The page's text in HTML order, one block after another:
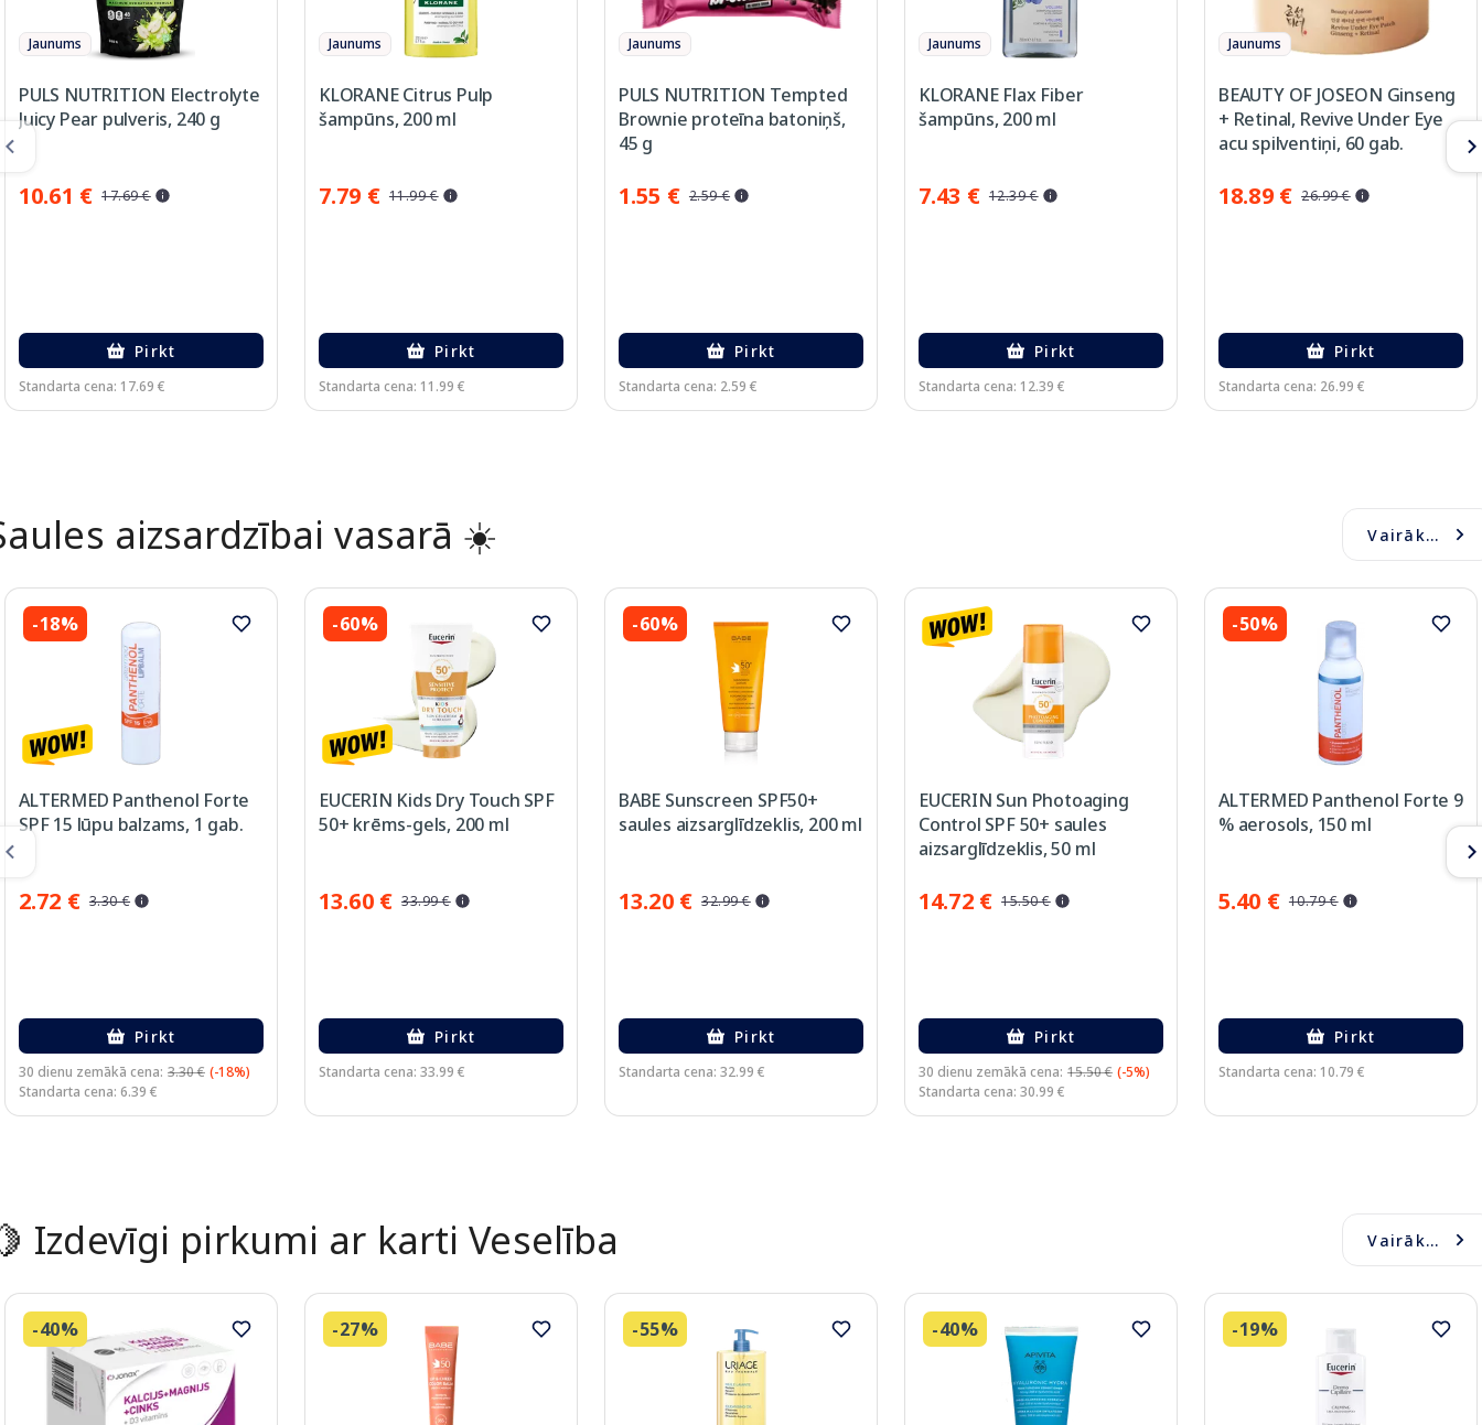
Jaunums
PULS NUTRITION Electrolyte
Juicy Pear pulveris, 240 g
10.61 € 17.69 €
Pirkt
Standarta cena: 17.69 €
Jaunums
KLORANE Citrus Pulp
šampūns, 200 ml
7.79 € 11.99 €
Pirkt
Standarta cena: 11.99 €
Jaunums
PULS NUTRITION Tempted
Brownie proteīna batoniņš,
45 g
1.55 € 2.59 €
Pirkt
Standarta cena: 2.59 €
Jaunums
KLORANE Flax Fiber
šampūns, 200 ml
7.43 € 12.39 €
Pirkt
Standarta cena: 12.39 €
Jaunums
BEAUTY OF JOSEON Ginseng
+ Retinal, Revive Under Eye
acu spilventiņi, 60 gab.
18.89 € 26.99 €
Pirkt
Standarta cena: 26.99 €
aizsardzībai vasarā ☀️ Vairāk...
-18%
ALTERMED Panthenol Forte
SPF 15 lūpu balzams, 1 gab.
2.72 € 3.30 €
Pirkt
30 dienu zemākā cena: 3.30 € (-18%)
Standarta cena: 6.39 €
-60%
EUCERIN Kids Dry Touch SPF
50+ krēms-gels, 200 ml
13.60 € 33.99 €
Pirkt
Standarta cena: 33.99 €
-60%
BABE Sunscreen SPF50+
saules aizsarglīdzeklis, 200 ml
13.20 € 32.99 €
Pirkt
Standarta cena: 32.99 €
EUCERIN Sun Photoaging
Control SPF 50+ saules
aizsarglīdzeklis, 50 ml
14.72 € 15.50 €
Pirkt
30 dienu zemākā cena: 15.50 € (-5%)
Standarta cena: 30.99 €
-50%
ALTERMED Panthenol Forte 9
% aerosols, 150 ml
5.40 € 10.79 €
Pirkt
Standarta cena: 10.79 €
Izdevīgi pirkumi ar karti Veselība Vairāk...
-40% -27% -55% -40% -19%